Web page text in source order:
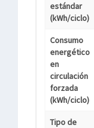
estándar
(kWh/ciclo)
Consumo
energético
en
circulación
forzada
(kWh/ciclo)
Tipo de